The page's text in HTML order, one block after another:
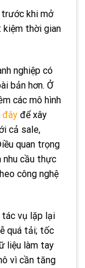
khi mở
thời gian
nghiệp có
bản hơn. Ở
các mô hình
để xây
cả sale,
quan trọng
nhu cầu thực
công nghệ
tác vụ lặp lại
quá tải; tốc
liệu làm tay
vì cần tăng